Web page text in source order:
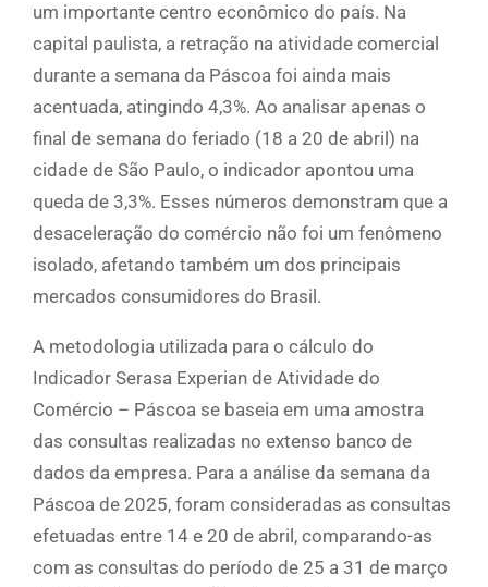
um importante centro econômico do país. Na
capital paulista, a retração na atividade comercial
durante a semana da Páscoa foi ainda mais
acentuada, atingindo 4,3%. Ao analisar apenas o
final de semana do feriado (18 a 20 de abril) na
cidade de São Paulo, o indicador apontou uma
queda de 3,3%. Esses números demonstram que a
desaceleração do comércio não foi um fenômeno
isolado, afetando também um dos principais
mercados consumidores do Brasil.
A metodologia utilizada para o cálculo do
Indicador Serasa Experian de Atividade do
Comércio – Páscoa se baseia em uma amostra
das consultas realizadas no extenso banco de
dados da empresa. Para a análise da semana da
Páscoa de 2025, foram consideradas as consultas
efetuadas entre 14 e 20 de abril, comparando-as
com as consultas do período de 25 a 31 de março